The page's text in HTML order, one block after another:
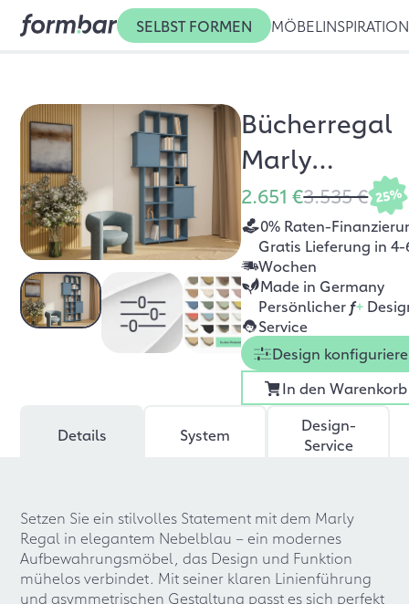
SELBST FORMEN MÖBEL INSPIRATION
Bücherregal
Marly
Nebelblau
2.651 €3.535 € 25%
0% Raten-
Gratis Lieferung in 4-
Wochen
Made in Germany
Persönlicher f+
Service
Design
In den Warenkorb
Details System
Design-
Service
Setzen Sie ein stilvolles Statement mit dem Marly
Regal in elegantem Nebelblau – ein modernes
Aufbewahrungsmöbel, das Design und Funktion
mühelos verbindet. Mit seiner klaren Linienführung
und asymmetrischen Gestaltung passt es sich perfekt